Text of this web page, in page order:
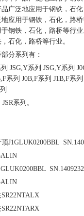
广泛地应用于钢铁，石化
应用于钢铁，石化，路桥
钢铁，石化，路桥等行业
石化，路桥等行业。
分系列有：
JSG,Y系列 JSG,Y系列
系列 J0B,F系列 J1B,F系
系列。
J1GLUK0200BBL
SR22NTALX
SR22NTARX